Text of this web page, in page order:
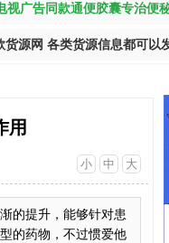
视广告同款通便胶囊专治便
货源网 各类货源信息都可以
用
小 中 大
的提升，能够针对患
的药物，不过惯爱他